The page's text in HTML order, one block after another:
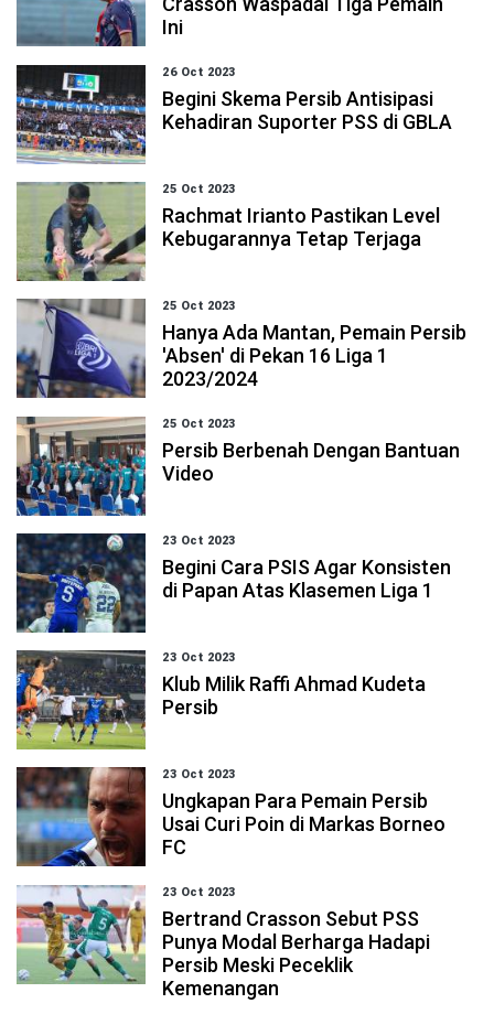
Ini
26 Oct 2023
Begini Skema Persib Antisipasi
Kehadiran Suporter PSS di GBLA
25 Oct 2023
Rachmat Irianto Pastikan Level
Kebugarannya Tetap Terjaga
25 Oct 2023
Hanya Ada Mantan, Pemain Persib
'Absen' di Pekan 16 Liga 1
2023/2024
25 Oct 2023
Persib Berbenah Dengan Bantuan
Video
23 Oct 2023
Begini Cara PSIS Agar Konsisten
di Papan Atas Klasemen Liga 1
23 Oct 2023
Klub Milik Raffi Ahmad Kudeta
Persib
23 Oct 2023
Ungkapan Para Pemain Persib
Usai Curi Poin di Markas Borneo
FC
23 Oct 2023
Bertrand Crasson Sebut PSS
Punya Modal Berharga Hadapi
Persib Meski Peceklik
Kemenangan